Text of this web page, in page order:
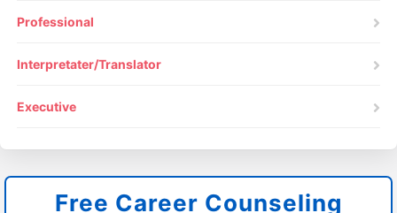
Professional
Interpretater/Translator
Executive
Free Career Counseling